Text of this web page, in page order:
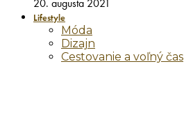
Lifestyle
Móda
Dizajn
Cestovanie a voľný čas